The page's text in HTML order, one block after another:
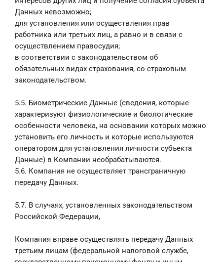
Данных невозможно;
для установления или осуществления прав
работника или третьих лиц, а равно и в связи с
осуществлением правосудия;
в соответствии с законодательством об
обязательных видах страхования, со страховым
законодательством.
5.5. Биометрические Данные (сведения, которые
характеризуют физиологические и биологические
особенности человека, на основании которых можно
установить его личность и которые используются
оператором для установления личности субъекта
Данные) в Компании необрабатываются.
5.6. Компания не осуществляет трансграничную
передачу Данных.
5.7. В случаях, установленных законодательством
Российской Федерации,
Компания вправе осуществлять передачу Данных
третьим лицам (федеральной налоговой службе,